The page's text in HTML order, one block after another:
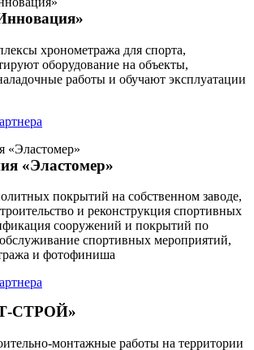
хронометража для спорта,
оборудование на объекты,
работы и обучают эксплуатации
«Эластомер»
покрытий на собственном заводе,
и реконструкция спортивных
сооружений и покрытий по
спортивных мероприятий,
и фотофиниша
СТРОЙ»
монтажные работы на территории